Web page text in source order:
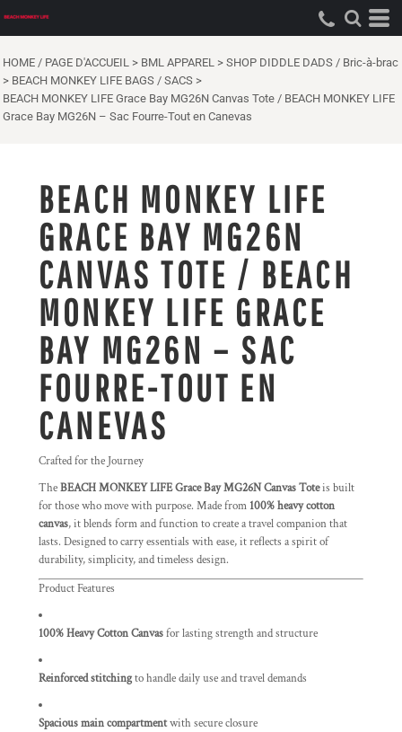
HOME / PAGE D'ACCUEIL > BML APPAREL > SHOP DIDDLE DADS / Bric-à-brac
> BEACH MONKEY LIFE BAGS / SACS >
BEACH MONKEY LIFE Grace Bay MG26N Canvas Tote / BEACH MONKEY LIFE
Grace Bay MG26N – Sac Fourre-Tout en Canevas
BEACH MONKEY LIFE
GRACE BAY MG26N
CANVAS TOTE / BEACH
MONKEY LIFE GRACE
BAY MG26N – SAC
FOURRE-TOUT EN
CANEVAS
Crafted for the Journey
TheBEACH MONKEY LIFE Grace Bay MG26N Canvas Toteis built
for those who move with purpose. Made from 100% heavy cotton
canvas, it blends form and function to create a travel companion that
lasts. Designed to carry essentials with ease, it reflects a spirit of
durability, simplicity, and timeless design.
Product Features
100% Heavy Cotton Canvasfor lasting strength and structure
Reinforced stitchingto handle daily use and travel demands
Spacious main compartmentwith secure closure